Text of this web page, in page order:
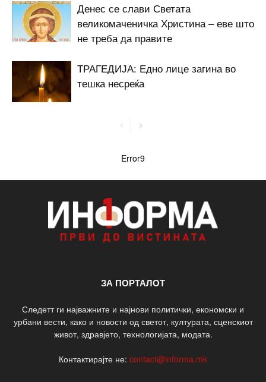
Денес се слави Светата
великомаченичка Христина – еве што
не треба да правите
ТРАГЕДИЈА: Едно лице загина во
тешка несреќа
Error9
ЗА ПОРТАЛОТ
Следетт ги најважните и најнови политички, економски и
урбани вести, како и новости од светот, културата, сценскиот
живот, здравјето, технологијата, модата.
Контактирајте не: contact@informa.mk